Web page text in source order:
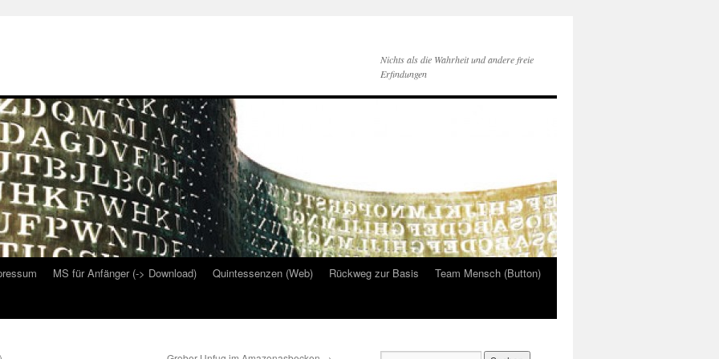
Nichts als die Wahrheit und andere freie
Erfindungen
MS für Anfänger (-> Download) Quintessenzen (Web) Rückweg zur Basis
Team Mensch (Button)